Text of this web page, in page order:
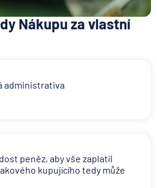
Nákupu za vlastní
administrativa
peněz, aby vše zaplatil
kupujícího tedy může